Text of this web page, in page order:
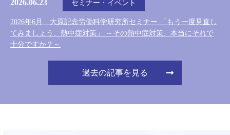
2026.06.23 セミナー・イベント
2026年6月 大原記念労働科学研究所セミナー 「もう一度見直し
てみましょう、熱中症対策」 ～その熱中症対策、本当にそれで
十分ですか？～
過去の記事を見る